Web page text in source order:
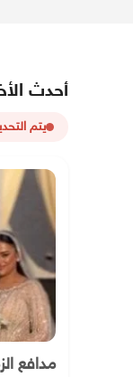
أحدث
يتم
مدافع